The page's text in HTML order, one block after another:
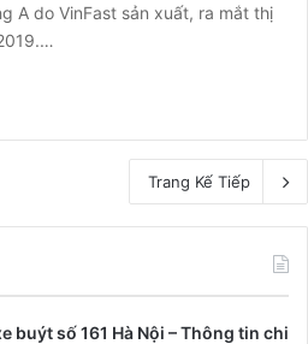
A do VinFast sản xuất, ra mắt thị
Trang Kế Tiếp
buýt số 161 Hà Nội – Thông tin chi